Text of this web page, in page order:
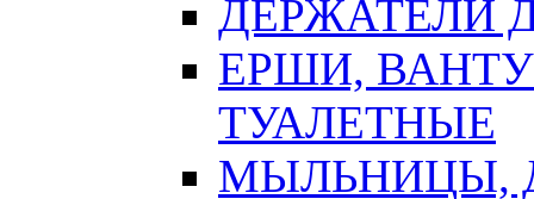
ДЕРЖАТЕЛИ
ЕРШИ,
ТУАЛЕТНЫЕ
МЫЛЬНИЦЫ,